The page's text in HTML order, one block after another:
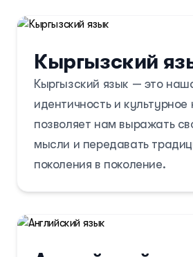
безопасности,
занятий вы сможете
простых гаджетов до более
проектов. Курс идеально
начинающих и всех, кто
свои технические навыки,
творчество и уверенно
Кыргызский
Кыргызский язык — это
идентичность и
позволяет нам выражать
мысли и передавать
поколения в поколение.